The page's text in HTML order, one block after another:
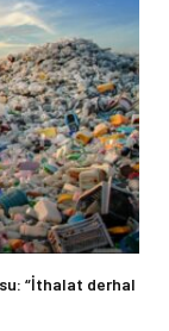
“İthalat derhal